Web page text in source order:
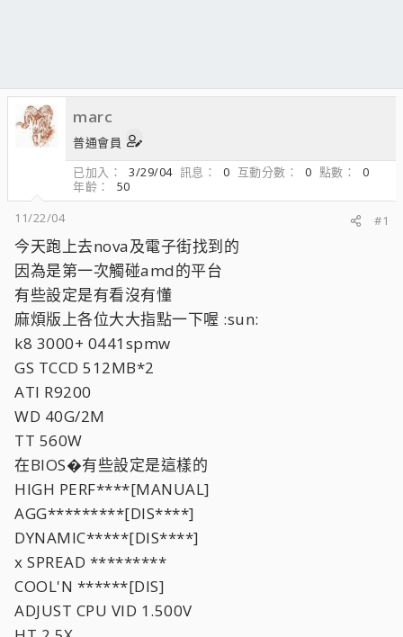
marc
普通會員
已加入
3/29/04 訊息 0 互動分數 0 點數
0
年齡
50
11/22/04
#1
今天跑上去nova及電子街找到的
因為是第一次觸碰amd的平台
有些設定是有看沒有懂
麻煩版上各位大大指點一下喔 :sun:
k8 3000+ 0441spmw
GS TCCD 512MB*2
ATI R9200
WD 40G/2M
TT 560W
在BIOS�有些設定是這樣的
HIGH PERF****[MANUAL]
AGG*********[DIS****]
DYNAMIC*****[DIS****]
x SPREAD *********
COOL'N ******[DIS]
ADJUST CPU VID 1.500V